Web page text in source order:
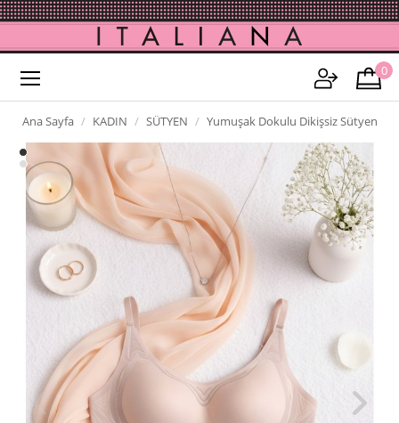
0
Ana Sayfa KADIN SÜTYEN Yumuşak Dokulu Dikişsiz Sütyen